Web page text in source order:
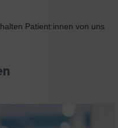
Patient:innen von uns